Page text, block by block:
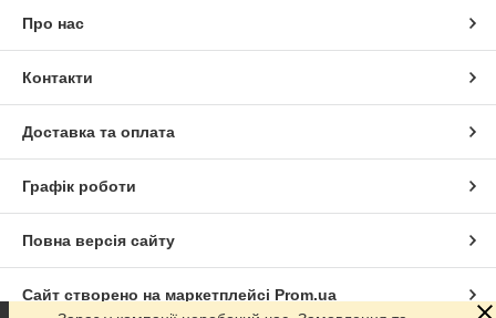
Про нас
Контакти
Доставка та оплата
Графік роботи
Повна версія сайту
Сайт створено на маркетплейсі Prom.ua